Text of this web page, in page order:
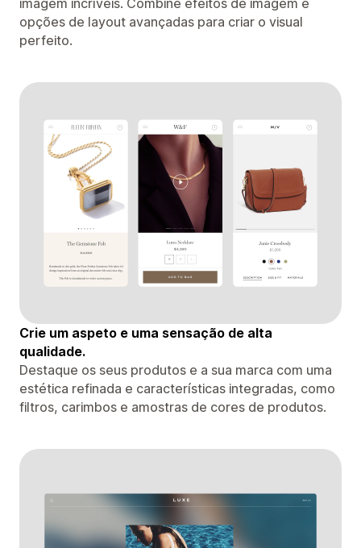
opções de layout avançadas para criar o visual
perfeito.
Crie um aspeto e uma sensação de alta
qualidade.
Destaque os seus produtos e a sua marca com uma
estética refinada e características integradas, como
filtros, carimbos e amostras de cores de produtos.